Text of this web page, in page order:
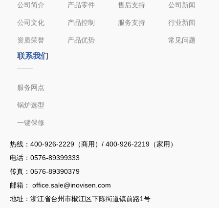
公司简介
公司文化
资质荣誉
产品零件
产品控制
产品优势
售后支持
服务支持
公司新闻
行业新闻
常见问题
联系我们
服务网点
锅炉选型
一键保修
热线： 400-926-2229（商用）/ 400-926-2219（家用）
电话： 0576-89399333
传真：0576-89390379
邮箱：
office.sale@inovisen.com
地址：浙江省台州市椒江区下陈街道镇前路1号